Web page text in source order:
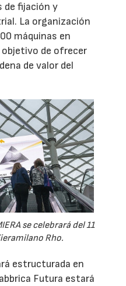
de fijación y
La organización
máquinas en
de ofrecer
de valor del
se celebrará del 11
Rho.
estructurada en
Futura estará